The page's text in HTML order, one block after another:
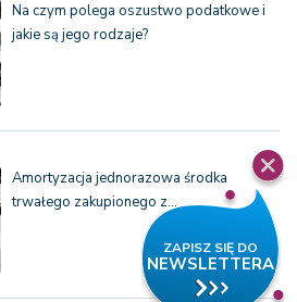
Na czym polega oszustwo podatkowe i
jakie są jego rodzaje?
Amortyzacja jednorazowa środka
trwałego zakupionego z…